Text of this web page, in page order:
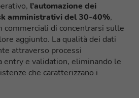
l’automazione dei
amministrativi del 30-40%,
commerciali di concentrarsi sulle
aggiunto. La qualità dei dati
attraverso processi
entry e validation, eliminando le
che caratterizzano i